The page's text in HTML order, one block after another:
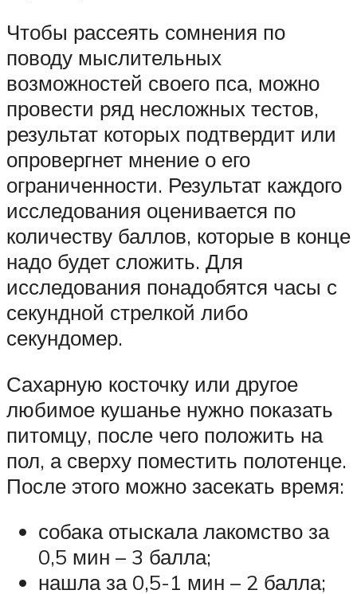
Чтобы рассеять сомнения по
поводу мыслительных
возможностей своего пса, можно
провести ряд несложных тестов,
результат которых подтвердит или
опровергнет мнение о его
ограниченности. Результат каждого
исследования оценивается по
количеству баллов, которые в конце
надо будет сложить. Для
исследования понадобятся часы с
секундной стрелкой либо
секундомер.
Сахарную косточку или другое
любимое кушанье нужно показать
питомцу, после чего положить на
пол, а сверху поместить полотенце.
После этого можно засекать время:
собака отыскала лакомство за
0,5 мин – 3 балла;
нашла за 0,5-1 мин – 2 балла;